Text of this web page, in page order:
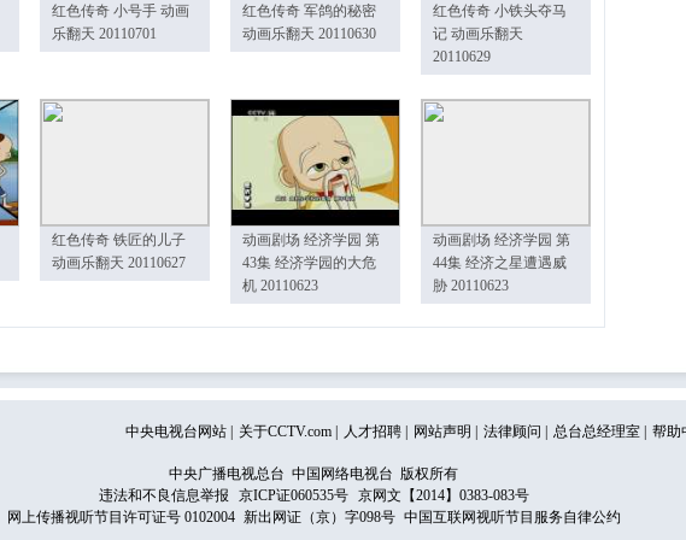
红色传奇 小号手 动画
乐翻天 20110701
红色传奇 军鸽的秘密
动画乐翻天 20110630
红色传奇 小铁头夺马
记 动画乐翻天
20110629
红色传奇 铁匠的儿子
动画乐翻天 20110627
动画剧场 经济学园 第
43集 经济学园的大危
机 20110623
动画剧场 经济学园 第
44集 经济之星遭遇威
胁 20110623
中央电视台网站 关于CCTV.com 人才招聘 网站声明 法律顾问 总台总经理室 帮助
中央广播电视总台 中国网络电视台 版权所有
违法和不良信息举报
京ICP证060535号
京网文【2014】0383-083号
网上传播视听节目许可证号 0102004 新出网证（京）字098号 中国互联网视听节目服务自律公约